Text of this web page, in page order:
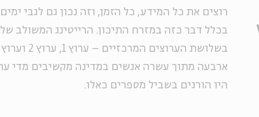
רוצים את כל המידע, כל הזמן, וזה נכון גם לגבי
בכלל דבר כזה במזרח התיכון. הרייטינג המשולב
ארבעה מתוך עשרה אנשים במדינה מקשיבים מדי
היו הורגים בשביל מספרים כאלו.